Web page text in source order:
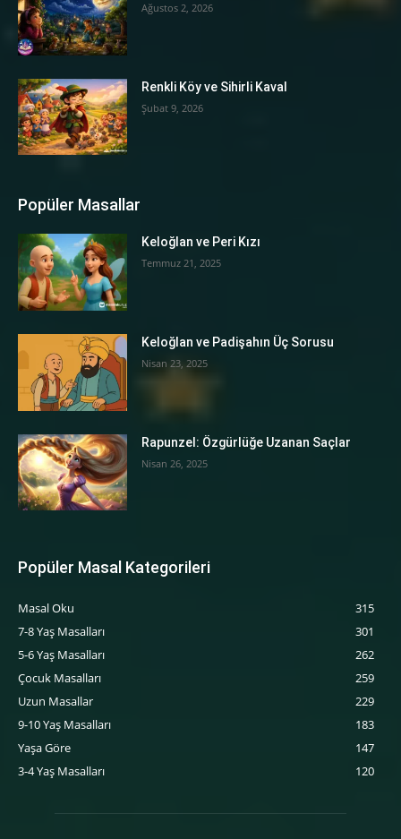
Ağustos 2, 2026
Renkli Köy ve Sihirli Kaval
Şubat 9, 2026
Popüler Masallar
Keloğlan ve Peri Kızı
Temmuz 21, 2025
Keloğlan ve Padişahın Üç Sorusu
Nisan 23, 2025
Rapunzel: Özgürlüğe Uzanan Saçlar
Nisan 26, 2025
Popüler Masal Kategorileri
Masal Oku
315
7-8 Yaş Masalları
301
5-6 Yaş Masalları
262
‍Çocuk Masalları
259
Uzun Masallar
229
9-10 Yaş Masalları
183
Yaşa Göre
147
3-4 Yaş Masalları
120